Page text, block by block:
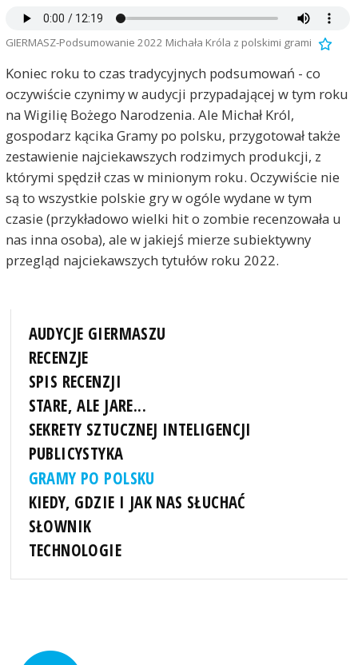
GIERMASZ-Podsumowanie 2022 Michała Króla z polskimi grami
Koniec roku to czas tradycyjnych podsumowań - co
oczywiście czynimy w audycji przypadającej w tym roku
na Wigilię Bożego Narodzenia. Ale Michał Król,
gospodarz kącika Gramy po polsku, przygotował także
zestawienie najciekawszych rodzimych produkcji, z
którymi spędził czas w minionym roku. Oczywiście nie
są to wszystkie polskie gry w ogóle wydane w tym
czasie (przykładowo wielki hit o zombie recenzowała u
nas inna osoba), ale w jakiejś mierze subiektywny
przegląd najciekawszych tytułów roku 2022.
AUDYCJE GIERMASZU
RECENZJE
SPIS RECENZJI
STARE, ALE JARE...
SEKRETY SZTUCZNEJ INTELIGENCJI
PUBLICYSTYKA
GRAMY PO POLSKU
KIEDY, GDZIE I JAK NAS SŁUCHAĆ
SŁOWNIK
TECHNOLOGIE